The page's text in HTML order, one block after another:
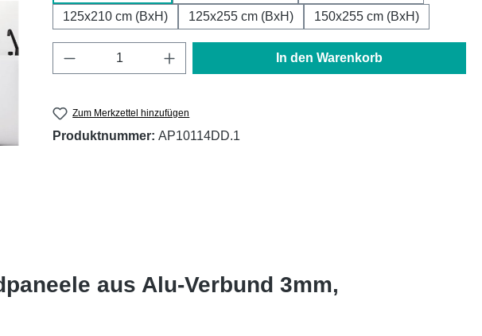
125x210 cm (BxH)
125x255 cm (BxH) 150x255 cm (BxH)
Produkt Anzahl: Gib den gewünschten Wert ein
In den Warenkorb
Zum Merkzettel hinzufügen
Produktnummer: AP10114DD.1
aus Alu-Verbund 3mm,